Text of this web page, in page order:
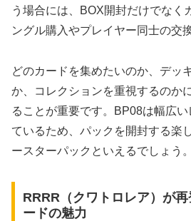
う場合には、BOX開封だけでなく
ングル購入やプレイヤー同士の交
どのカードを集めたいのか、デッ
か、コレクションを重視するのか
ることが重要です。BP08は幅広
ているため、パックを開封する楽
ースターパックといえるでしょう。
RRRR（クワトロレア）が
ードの魅力